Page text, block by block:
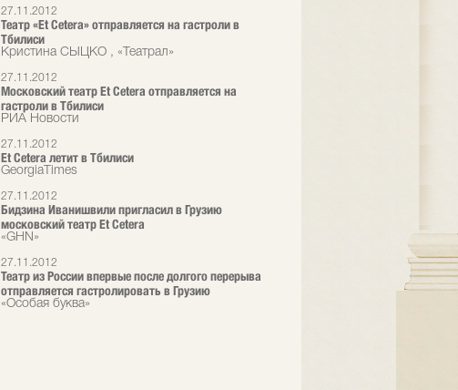
27.11.2012
Театр «Et Cetera» отправляется на гастроли в
Тбилиси
Кристина СЫЦКО , «Театрал»
27.11.2012
Московский театр Et Cetera отправляется на
гастроли в Тбилиси
РИА Новости
27.11.2012
Et Cetera летит в Тбилиси
GeorgiaTimes
27.11.2012
Бидзина Иванишвили пригласил в Грузию
московский театр Et Cetera
«GHN»
27.11.2012
Театр из России впервые после долгого перерыва
отправляется гастролировать в Грузию
«Особая буква»